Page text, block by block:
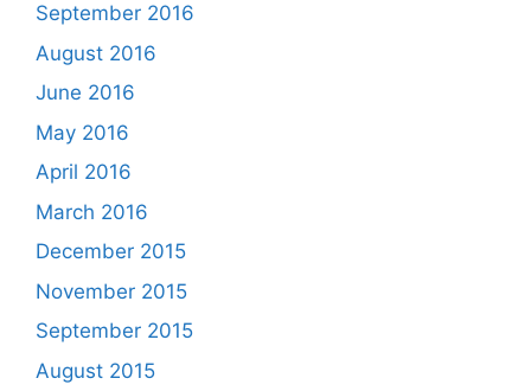
September 2016
August 2016
June 2016
May 2016
April 2016
March 2016
December 2015
November 2015
September 2015
August 2015